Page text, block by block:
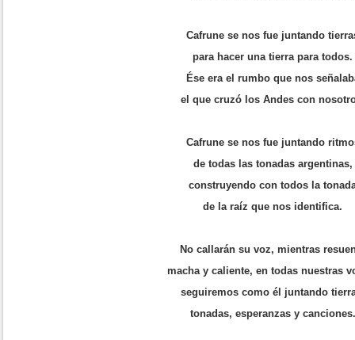
Cafrune se nos fue juntando
para hacer una tierra para todos.
Ése era el rumbo que nos
el que cruzó los Andes con
Cafrune se nos fue juntando
de todas las tonadas argentinas,
construyendo con todos la
de la raíz que nos identifica.
No callarán su voz, mientras
macha y caliente, en todas nuestras
seguiremos como él juntando
tonadas, esperanzas y canciones.